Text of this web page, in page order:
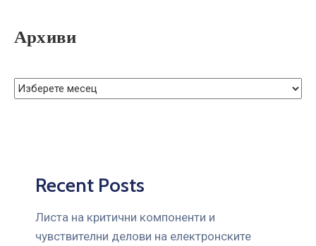
Архиви
Recent Posts
Листа на критични компоненти и
чувствителни делови на електронските